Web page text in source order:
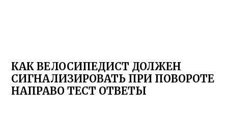
КАК ВЕЛОСИПЕДИСТ ДОЛЖЕН
СИГНАЛИЗИРОВАТЬ ПРИ ПОВОРОТЕ
НАПРАВО ТЕСТ ОТВЕТЫ